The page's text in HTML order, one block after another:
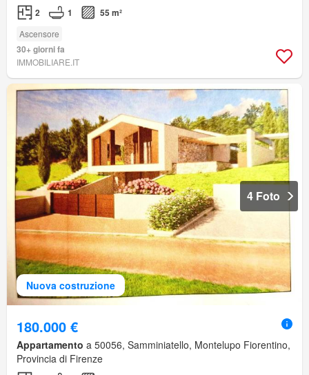
2 1 55 m²
Ascensore
30+ giorni fa
IMMOBILIARE.IT
Nuova costruzione
4 Foto
180.000 €
Appartamento a 50056, Samminiatello, Montelupo Fiorentino,
Provincia di Firenze